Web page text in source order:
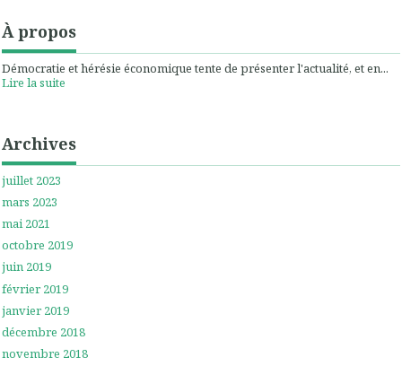
À propos
Démocratie et hérésie économique tente de présenter l'actualité, et en...
Lire la suite
Archives
juillet 2023
mars 2023
mai 2021
octobre 2019
juin 2019
février 2019
janvier 2019
décembre 2018
novembre 2018